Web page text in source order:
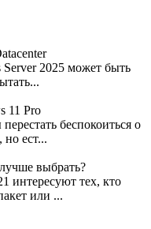
2025 может быть
беспокоиться о
ест...
интересуют тех, кто
или ...